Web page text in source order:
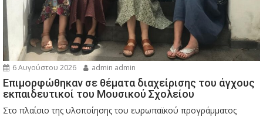
6 Αυγούστου 2026 admin admin
Eπιμορφώθηκαν σε θέματα διαχείρισης του άγχους
εκπαιδευτικοί του Μουσικού Σχολείου
Στο πλαίσιο της υλοποίησης του ευρωπαϊκού προγράμματος